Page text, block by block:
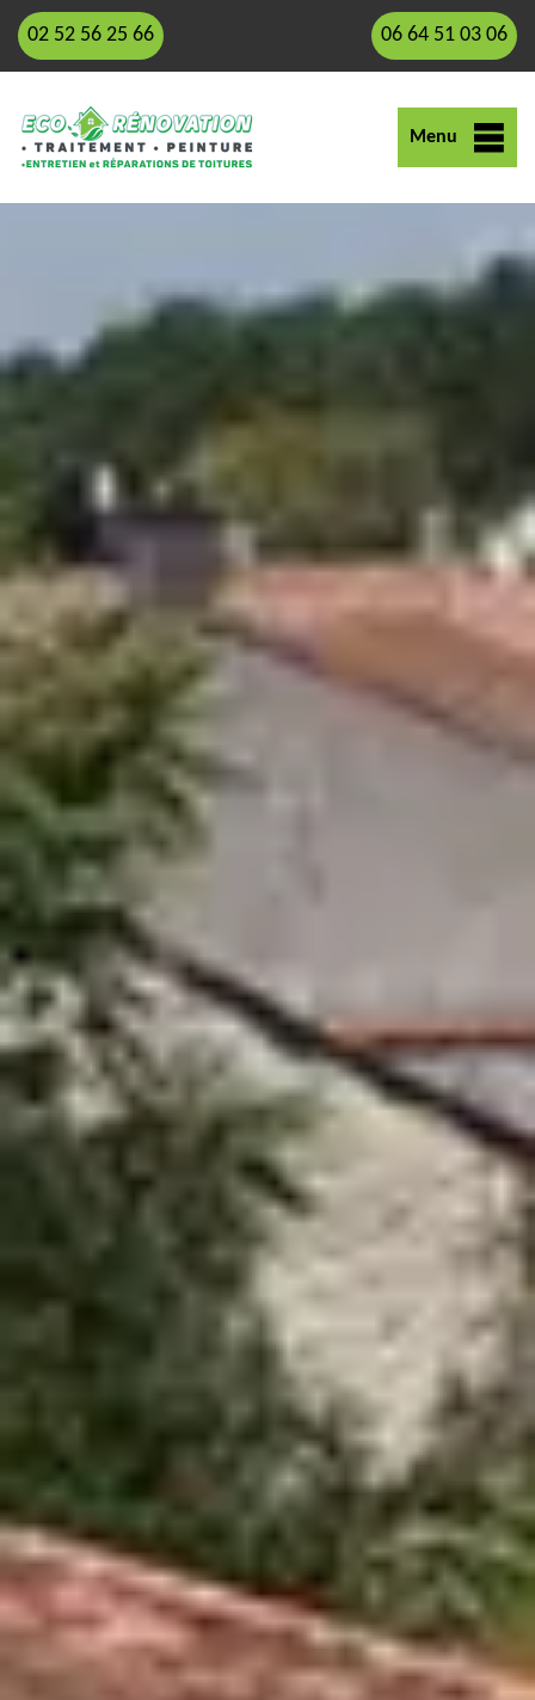
02 52 56 25 66 06 64 51 03 06
Menu